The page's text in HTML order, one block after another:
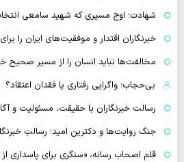
شهادت؛ اوج مسیری که شهید سامعی
خبرنگاران اقتدار و موفقیت‌های ایران را
مخالفت‌ها نباید انسان را از مسیر صحیح
بی‌حجاب؛ واگرایی رفتاری یا فقدان اعتقاد؟
رسالت خبرنگاران با حقیقت، مسئولیت و
جنگ روایت‌ها و دکترین امید؛ رسالتِ
قلم اصحاب رسانه، «سنگری برای پاسداری